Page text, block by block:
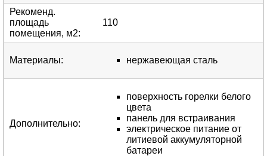
Рекоменд.
площадь
помещения, м2:
110
Материалы: нержавеющая сталь
Дополнительно:
поверхность горелки белого
цвета
панель для встраивания
электрическое питание от
литиевой аккумуляторной
батареи